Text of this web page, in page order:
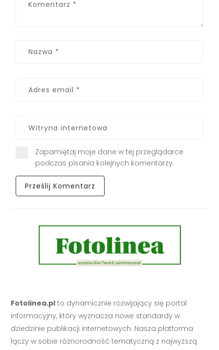
Zapamiętaj moje dane w tej przeglądarce
podczas pisania kolejnych komentarzy.
Fotolinea.pl to dynamicznie rozwijający się portal
informacyjny, który wyznacza nowe standardy w
dziedzinie publikacji internetowych. Nasza platforma
łączy w sobie różnorodność tematyczną z najwyższą